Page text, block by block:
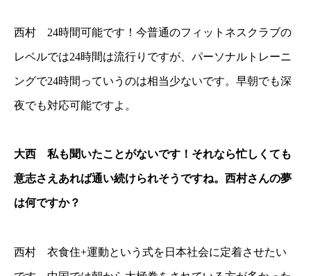
西村 24時間可能です！今普通のフィットネスクラブの
レベルでは24時間は流行りですが、パーソナルトレーニ
ングで24時間っていうのは相当少ないです。早朝でも深
夜でも対応可能ですよ。
大西 私も聞いたことがないです！それなら忙しくても
意志さえあれば通い続けられそうですね。西村さんの夢
は何ですか？
西村 衣食住+運動という式を日本社会に定着させたい